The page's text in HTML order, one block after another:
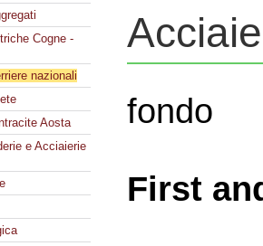
Cogne -
nazionali
Aosta
e Acciaierie
fondo
First